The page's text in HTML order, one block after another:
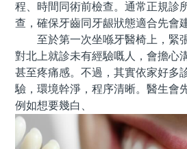
程、時間同術前檢查。通常正規診
查，確保牙齒同牙龈狀態適合先會
至於第一次坐喺牙醫椅上，緊
對北上就診未有經驗嘅人，會擔心
甚至疼痛感。不過，其實依家好多
驗，環境幹淨，程序清晰。醫生會
例如想要幾白、